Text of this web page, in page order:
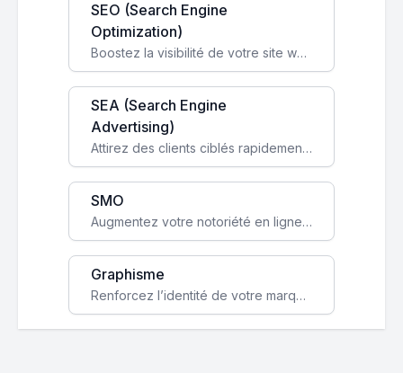
SEO (Search Engine
Optimization)
Boostez la visibilité de votre site web sur Google et attirez du trafic qualifié grâce à nos stratégies SEO.
SEA (Search Engine
Advertising)
Attirez des clients ciblés rapidement avec des campagnes publicitaires payantes optimisées pour vos objectifs.
SMO
Augmentez votre notoriété en ligne et stimulez la croissance de votre entreprise grâce à une stratégie sociale sur mesure.
Graphisme
Renforcez l’identité de votre marque avec un design unique qui capte l’attention et engage vos clients.